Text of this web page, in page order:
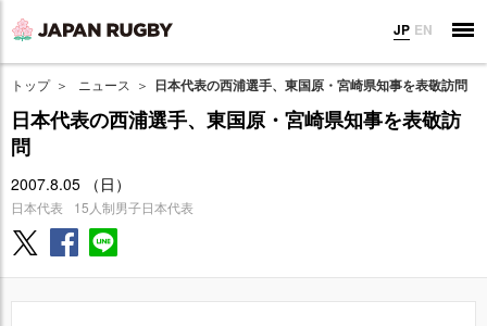
JP EN
トップ ニュース 日本代表の西浦選手、東国原・宮崎県知事を表敬訪問
日本代表の西浦選手、東国原・宮崎県知事を表敬訪
問
2007.8.05 （日）
日本代表 15人制男子日本代表